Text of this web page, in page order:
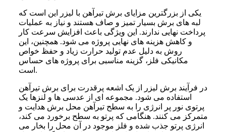
یکی از بزرگترین مزایای برش تیرآهن با لیزر این است که
لبه‌ های برش بسیار تمیز و صاف هستند و نیاز به عملیات
پرداخت نهایی ندارند. این ویژگی باعث افزایش سرعت کار
و کاهش هزینه‌ های نهایی پروژه می‌ شود. همچنین، این
روش به دلیل عدم تولید حرارت زیاد و حفظ خواص
مکانیکی فلز، گزینه مناسبی برای پروژه‌ های حساس
است.
در فرآیند برش لیزر از یک اشعه پرقدرت برای برش تیرآهن
استفاده می‌ شود. مجموعه‌ ای از عدسی‌ ها و لنزها یک
پرتوی نور پر انرژی را به سطح تیرآهن محل برش هدایت و
متمرکز می‌ کنند. هنگامی‌ که پرتو به سطح برخورد می‌ کند،
انرژی پرتو جذب‌ شده و فلز موجود در آن محل را بخار می‌